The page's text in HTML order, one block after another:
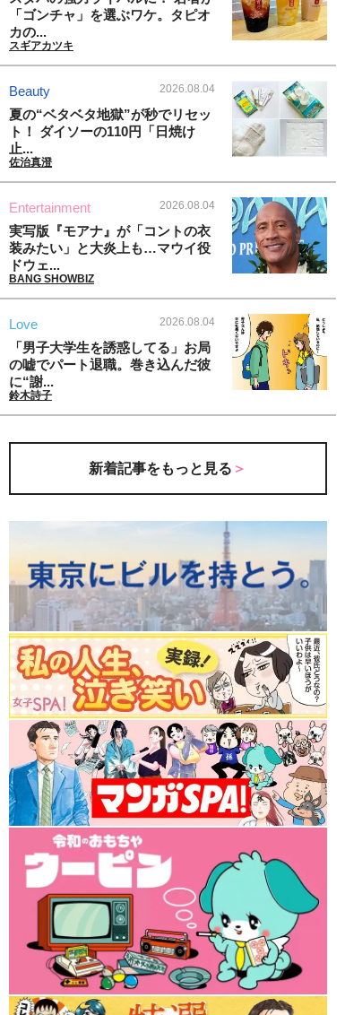
「ゴンチャ」を選ぶワケ。タピオ
カの...
スギアカツキ
Beauty 2026.08.04
夏の“ベタベタ地獄”が秒でリセッ
ト！ ダイソーの110円「日焼け
止...
佐治真澄
Entertainment 2026.08.04
実写版『モアナ』が「コントの衣
装みたい」と大炎上も…マウイ役
ドウェ...
BANG SHOWBIZ
Love 2026.08.04
「男子大学生を誘惑してる」お局
の嘘でパート退職。巻き込んだ彼
に“謝...
鈴木詩子
新着記事をもっと見る